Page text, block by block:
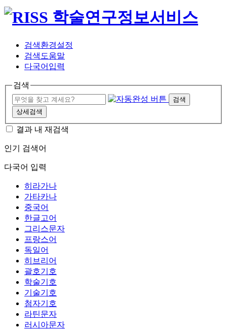
검색환경설정
검색도움말
다국어입력
검색
검색
상세검색
결과 내 재검색
인기 검색어
다국어 입력
히라가나
가타카나
중국어
한글고어
그리스문자
프랑스어
독일어
히브리어
괄호기호
학술기호
기술기호
첨자기호
라틴문자
러시아문자